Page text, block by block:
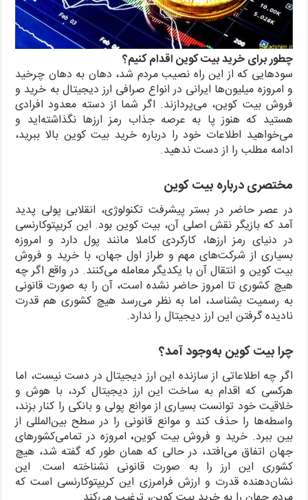
چطور برای خرید بیت کوین اقدام کنیم؟
سودهایی که از این راه نصیب مردم شد، دهان به دهان چرخید
و امروزه میلیون‌ها ایرانی در انواع صرافی ارز دیجیتال به خرید و
فروش بیت کوین، می‌پردازند. اگر شما از دسته معدود افرادی
هستید که هنوز پا به عرصه جذاب رمز ارزها نگذاشته‌اید و
می‌خواهید اطلاعات خود را درباره خرید بیت کوین بالا ببرید،
ادامه مطلب را از دست ندهید.
مختصری درباره بیت کوین
در عصر حاضر در بستر پیشرفت تکنولوژی، انقلابی پولی پدید
آمد که بازیگر نقش اصلی آن، بیت کوین بود. این کریپتوکارنسی
در دنیای رمز ارزها، کارکردی کاملا مانند پول دارد و امروزه
بسیاری از شرکت‌های مهم و طراز اول جهان، با خرید و فروش
بیت کوین و انتقال آن با یکدیگر معامله می‌کنند. در واقع اگر چه
هیچ کشوری تا امروز حاضر نشده است، آن را به صورت قانونی
به رسمیت بشناسد، اما به نظر می‌رسد هیچ کشوری هم قدرت
نادیده گرفتن این ارز دیجیتال را ندارد.
چرا بیت کوین به‌وجود آمد؟
اگر چه اطلاعاتی از سازنده این ارز دیجیتال در دست نیست، اما
هرکسی که اقدام به ساخت این ارز دیجیتال کرد، با هوش و
خلاقیت خود توانست بسیاری از موانع پولی و بانکی را کنار بزند،
واسطه‌ها را حذف کند و موانع قانونی را در سطح بین‌المللی از
بین ببرد. خرید و فروش بیت کوین، امروزه در تمامی‌کشورهای
جهان اتفاق می‌افتد، در حالی که همان طور که گفته شد، هیچ
کشوری این ارز را به صورت قانونی نشناخته است. این
نشان‌دهنده قدرت و ارزش فرامرزی این کریپتوکارنسی است که